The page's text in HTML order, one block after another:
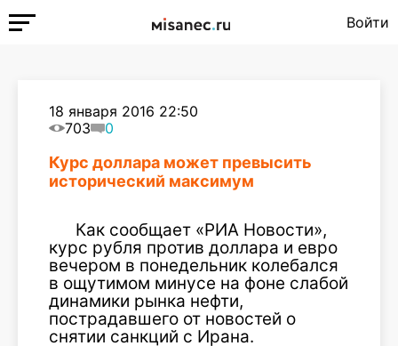
Войти
18 января 2016 22:50
703
0
Курс доллара может превысить
исторический максимум
Как сообщает «РИА Новости»,
курс рубля против доллара и евро
вечером в понедельник колебался
в ощутимом минусе на фоне слабой
динамики рынка нефти,
пострадавшего от новостей о
снятии санкций с Ирана.